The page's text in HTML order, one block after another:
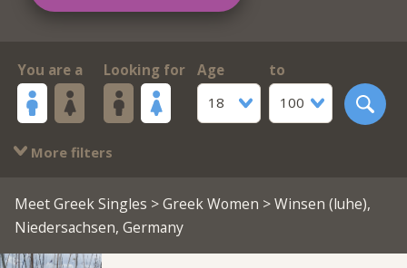
You are a Looking for
Age
18
to
100
More filters
Meet Greek Singles >Greek Women > Winsen (luhe),
Niedersachsen, Germany